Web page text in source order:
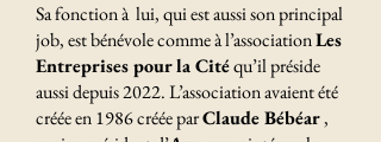
Sa fonction à lui, qui est aussi son principal
job, est bénévole comme à l’associationLes
Entreprises pour la Citéqu’il préside
aussi depuis 2022. L’association avaient été
créée en 1986 créée parClaude Bébéar,